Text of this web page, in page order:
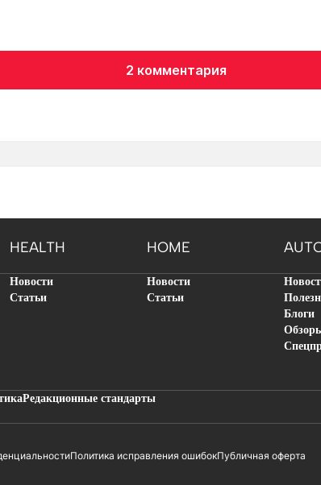
2 комментария
HEALTH HOME
Новости
Статьи
Новости
Статьи
Блоги
Редакционные стандарты
Политика исправления ошибокПубличная оферта